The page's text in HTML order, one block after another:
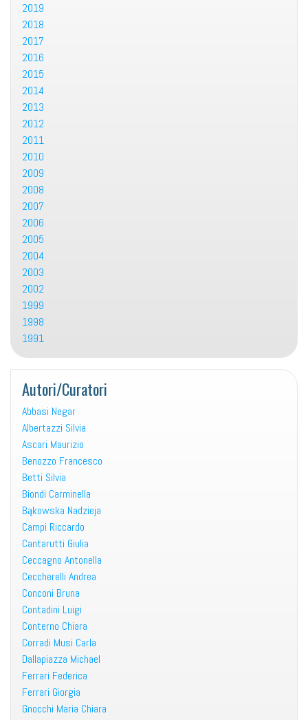
2019
2018
2017
2016
2015
2014
2013
2012
2011
2010
2009
2008
2007
2006
2005
2004
2003
2002
1999
1998
1991
Autori/Curatori
Abbasi Negar
Albertazzi Silvia
Ascari Maurizio
Benozzo Francesco
Betti Silvia
Biondi Carminella
Bąkowska Nadzieja
Campi Riccardo
Cantarutti Giulia
Ceccagno Antonella
Ceccherelli Andrea
Conconi Bruna
Contadini Luigi
Conterno Chiara
Corradi Musi Carla
Dallapiazza Michael
Ferrari Federica
Ferrari Giorgia
Gnocchi Maria Chiara